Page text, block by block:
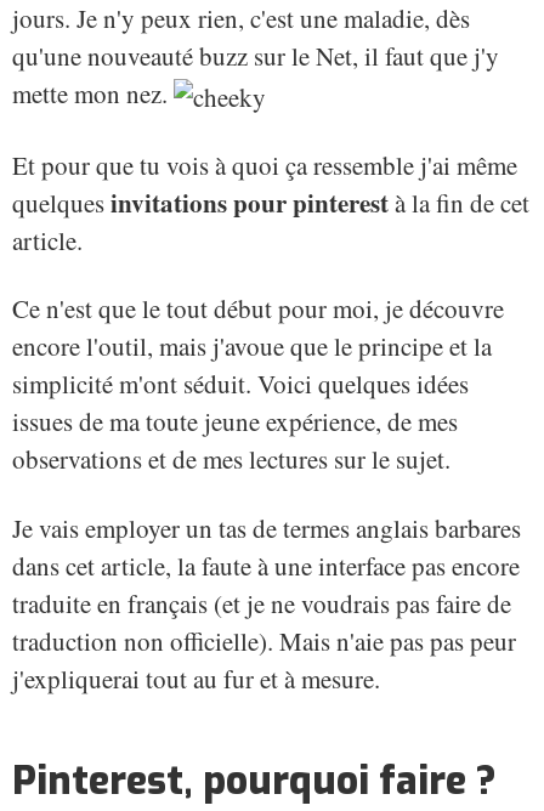
jours. Je n'y peux rien, c'est une maladie, dès
qu'une nouveauté buzz sur le Net, il faut que j'y
mette mon nez.
Et pour que tu vois à quoi ça ressemble j'ai même
quelquesinvitations pour pinterestà la fin de cet
article.
Ce n'est que le tout début pour moi, je découvre
encore l'outil, mais j'avoue que le principe et la
simplicité m'ont séduit. Voici quelques idées
issues de ma toute jeune expérience, de mes
observations et de mes lectures sur le sujet.
Je vais employer un tas de termes anglais barbares
dans cet article, la faute à une interface pas encore
traduite en français (et je ne voudrais pas faire de
traduction non officielle). Mais n'aie pas pas peur
j'expliquerai tout au fur et à mesure.
Pinterest, pourquoi faire ?